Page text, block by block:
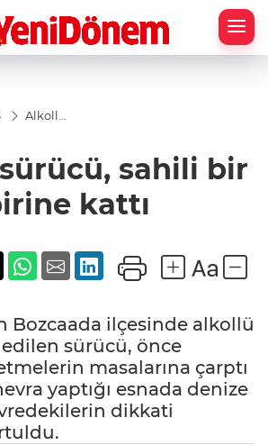
Alkollü
bir
birine
sahili bir
kattı
Bozcaada ilçesinde alkollü
sürücü, önce
masalarına çarptı
yaptığı esnada denize
dikkati